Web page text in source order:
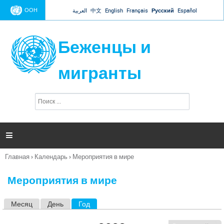
Jump to navigation
ООН العربية 中文 English Français Русский Español
Беженцы и
мигранты
п
и

Вы
Главная › Календарь › Мероприятия в мире
Мероприятия в мире
Месяц День Год